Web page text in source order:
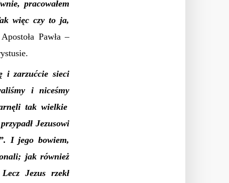
pracowałem
więc czy to ja,
Pawła –
i zarzućcie sieci
i niceśmy
tak wielkie
Jezusowi
I jego bowiem,
jak również
Lecz Jezus rzekł